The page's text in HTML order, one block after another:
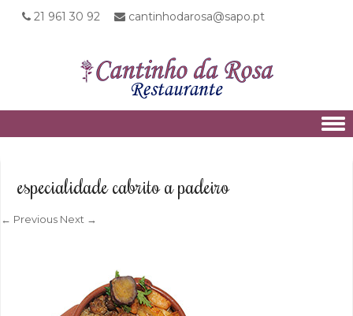
21 961 30 92 cantinhodarosa@sapo.pt
especialidade cabrito a padeiro
← Previous Next →